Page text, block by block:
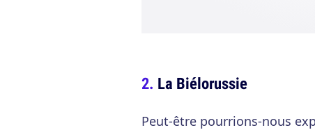
La Biélorussie
Peut-être pourrions-nous